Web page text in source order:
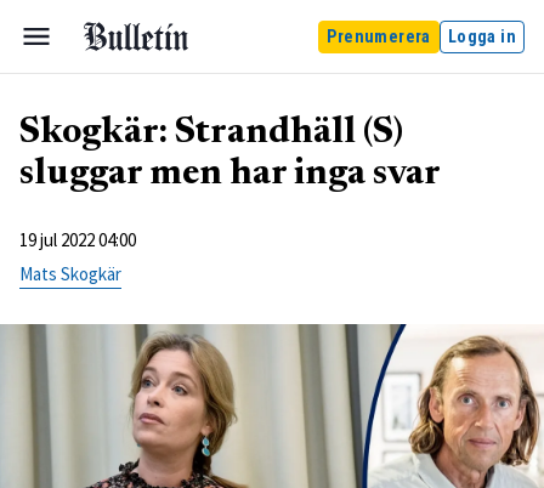
Prenumerera Logga in
Skogkär: Strandhäll (S)
sluggar men har inga svar
19 jul 2022 04:00
Mats Skogkär